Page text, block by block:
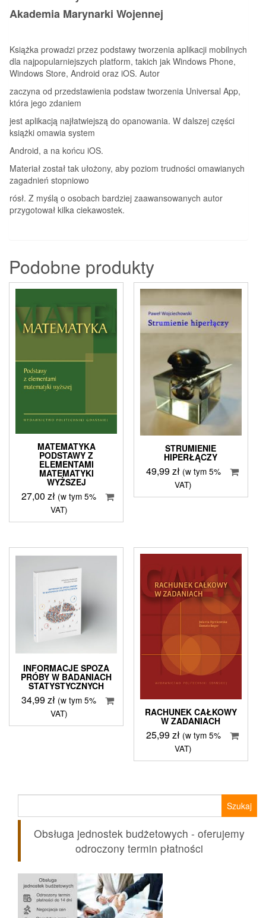
Akademia Marynarki Wojennej
Książka prowadzi przez podstawy tworzenia aplikacji mobilnych
dla najpopularniejszych platform, takich jak Windows Phone,
Windows Store, Android oraz iOS. Autor
zaczyna od przedstawienia podstaw tworzenia Universal App,
która jego zdaniem
jest aplikacją najłatwiejszą do opanowania. W dalszej części
książki omawia system
Android, a na końcu iOS.
Materiał został tak ułożony, aby poziom trudności omawianych
zagadnień stopniowo
rósł. Z myślą o osobach bardziej zaawansowanych autor
przygotował kilka ciekawostek.
Podobne produkty
MATEMATYKA
PODSTAWY Z
ELEMENTAMI
MATEMATYKI
WYŻSZEJ
27,00zł (w tym 5%
VAT)
STRUMIENIE
HIPERŁĄCZY
49,99zł (w tym 5%
VAT)
INFORMACJE SPOZA
PRÓBY W BADANIACH
STATYSTYCZNYCH
34,99zł (w tym 5%
VAT)
RACHUNEK CAŁKOWY
W ZADANIACH
25,99zł (w tym 5%
VAT)
Obsługa jednostek budżetowych - oferujemy
odroczony termin płatności